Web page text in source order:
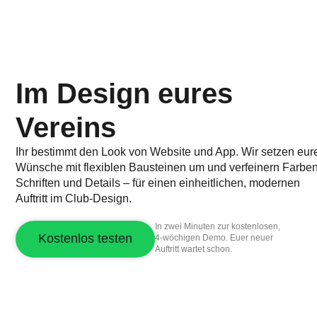
Im Design eures
Vereins
Ihr bestimmt den Look von Website und App. Wir setzen
Wünsche mit flexiblen Bausteinen um und verfeinern
Schriften und Details – für einen einheitlichen, modernen
Auftritt im Club-Design.
Kostenlos testen
In zwei Minuten zur kostenlosen,
4-wöchigen Demo. Euer neuer
Auftritt wartet schon.